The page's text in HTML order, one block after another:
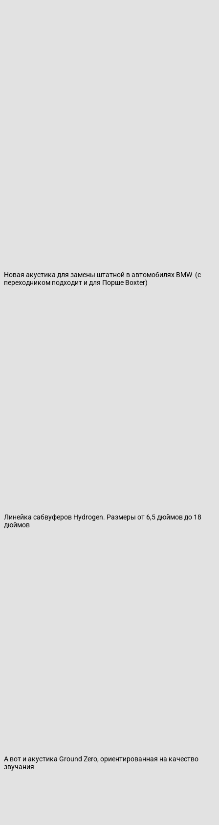
Новая акустика для замены штатной в автомобилях BMW (с
переходником подходит и для Порше Boxter)
Линейка сабвуферов Hydrogen. Размеры от 6,5 дюймов до 18
дюймов
А вот и акустика Ground Zero, ориентированная на качество
звучания